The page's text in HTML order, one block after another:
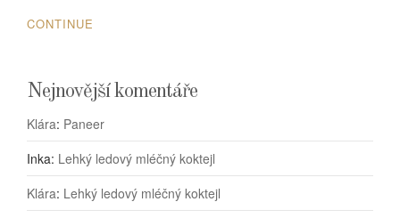
CONTINUE
Nejnovější komentáře
Klára: Paneer
Inka: Lehký ledový mléčný koktejl
Klára: Lehký ledový mléčný koktejl